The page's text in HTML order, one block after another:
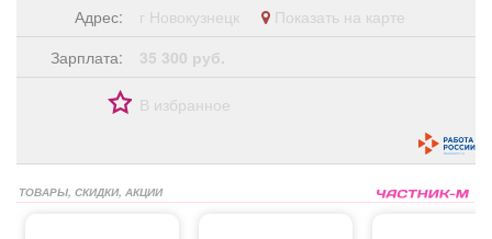
Адрес:
г Новокузнецк
Показать на карте
Зарплата:
35 300 руб.
В избранное
ТОВАРЫ, СКИДКИ, АКЦИИ